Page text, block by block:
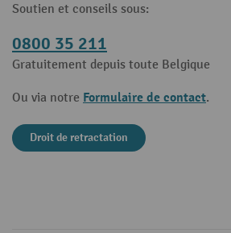
Soutien et conseils sous:
0800 35 211
Gratuitement depuis toute Belgique
Ou via notre Formulaire de contact.
Droit de retractation